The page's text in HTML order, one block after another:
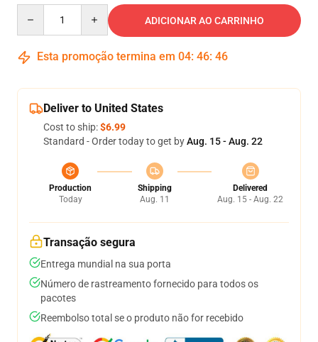
ADICIONAR AO CARRINHO
Esta promoção termina em 04: 46: 45
Deliver to United States
Cost to ship:$6.99
Standard - Order today to get byAug. 15 - Aug. 22
Production
Today
Shipping
Aug. 11
Delivered
Aug. 15 - Aug. 22
Transação segura
Entrega mundial na sua porta
Número de rastreamento fornecido para todos os
pacotes
Reembolso total se o produto não for recebido